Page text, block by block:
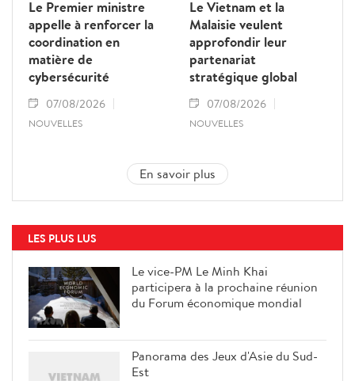
Le Premier ministre
appelle à renforcer la
coordination en
matière de
cybersécurité
07/08/2026
NOUVELLES
Le Vietnam et la
Malaisie veulent
approfondir leur
partenariat
stratégique global
07/08/2026
NOUVELLES
En savoir plus
LES PLUS LUS
Le vice-PM Le Minh Khai
participera à la prochaine réunion
du Forum économique mondial
Panorama des Jeux d'Asie du Sud-
Est